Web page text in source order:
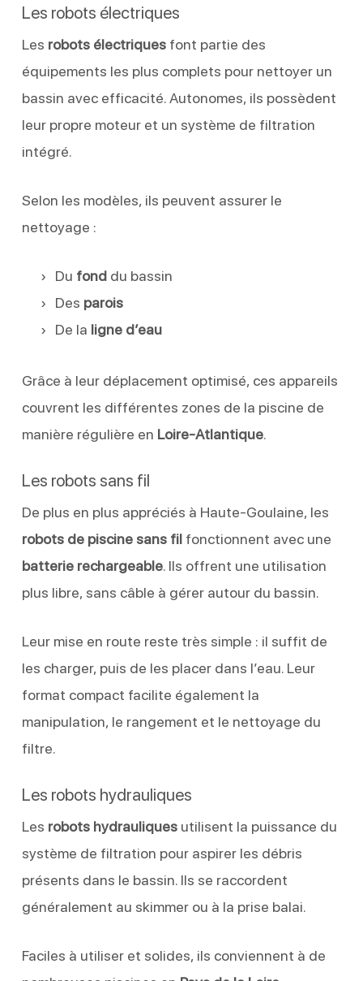
Les robots électriques
Les robots électriquesfont partie des
équipements les plus complets pour nettoyer un
bassin avec efficacité. Autonomes, ils possèdent
leur propre moteur et un système de filtration
intégré.
Selon les modèles, ils peuvent assurer le
nettoyage :
Du fonddu bassin
Des parois
De la ligne d’eau
Grâce à leur déplacement optimisé, ces appareils
couvrent les différentes zones de la piscine de
manière régulière en Loire-Atlantique.
Les robots sans fil
De plus en plus appréciés à Haute-Goulaine, les
robots de piscine sans filfonctionnent avec une
batterie rechargeable. Ils offrent une utilisation
plus libre, sans câble à gérer autour du bassin.
Leur mise en route reste très simple : il suffit de
les charger, puis de les placer dans l’eau. Leur
format compact facilite également la
manipulation, le rangement et le nettoyage du
filtre.
Les robots hydrauliques
Les robots hydrauliquesutilisent la puissance du
système de filtration pour aspirer les débris
présents dans le bassin. Ils se raccordent
généralement au skimmer ou à la prise balai.
Faciles à utiliser et solides, ils conviennent à de